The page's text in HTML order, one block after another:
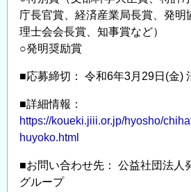
変
動
と
ロ
ー
バ
ル
流
の
庁長官賞、経済産業局長賞、発明
理士会会長賞、知事賞など）
○発明奨励賞
■応募締切： 令和6年3月29日(金)
■詳細情報：
https://koueki.jiii.or.jp/hyosho/
huyoko.html
■お問い合わせ先： 公益社団法
グループ